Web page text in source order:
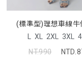
(標準型)理想車線牛
L XL 2XL 3XL
NT.990